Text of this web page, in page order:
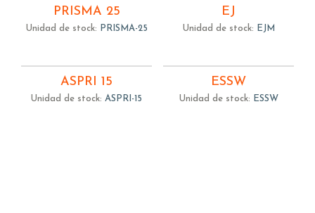
PRISMA 25
Unidad de stock: PRISMA-25
EJ
Unidad de stock: EJM
ASPRI 15
Unidad de stock: ASPRI-15
ESSW
Unidad de stock: ESSW